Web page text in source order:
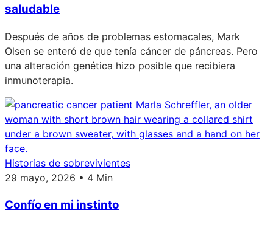
saludable
Después de años de problemas estomacales, Mark
Olsen se enteró de que tenía cáncer de páncreas. Pero
una alteración genética hizo posible que recibiera
inmunoterapia.
Historias de sobrevivientes
29 mayo, 2026 • 4 Min
Confío en mi instinto